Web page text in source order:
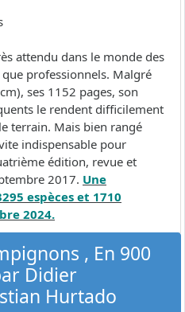
attendu dans le monde des
professionnels. Malgré
ses 1152 pages, son
le rendent difficilement
terrain. Mais bien rangé
indispensable pour
édition, revue et
2017. Une
espèces et 1710
2024.
, En 900
Didier
Hurtado